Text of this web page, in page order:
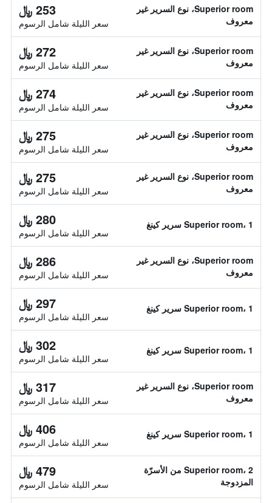
Superior room، نوع السرير غير
معروف
253 ﷼
سعر الليلة شامل الرسوم
Superior room، نوع السرير غير
معروف
272 ﷼
سعر الليلة شامل الرسوم
Superior room، نوع السرير غير
معروف
274 ﷼
سعر الليلة شامل الرسوم
Superior room، نوع السرير غير
معروف
275 ﷼
سعر الليلة شامل الرسوم
Superior room، نوع السرير غير
معروف
275 ﷼
سعر الليلة شامل الرسوم
Superior room، 1 سرير كينغ 280 ﷼
سعر الليلة شامل الرسوم
Superior room، نوع السرير غير
معروف
286 ﷼
سعر الليلة شامل الرسوم
Superior room، 1 سرير كينغ 297 ﷼
سعر الليلة شامل الرسوم
Superior room، 1 سرير كينغ 302 ﷼
سعر الليلة شامل الرسوم
Superior room، نوع السرير غير
معروف
317 ﷼
سعر الليلة شامل الرسوم
Superior room، 1 سرير كينغ 406 ﷼
سعر الليلة شامل الرسوم
Superior room، 2 من الأسرّة
المزدوجة
479 ﷼
سعر الليلة شامل الرسوم